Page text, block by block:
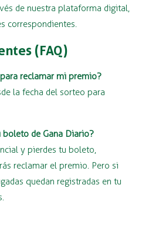
de nuestra plataforma digital,
correspondientes.
(FAQ)
reclamar mi premio?
la fecha del sorteo para
de Gana Diario?
y pierdes tu boleto,
reclamar el premio. Pero si
quedan registradas en tu